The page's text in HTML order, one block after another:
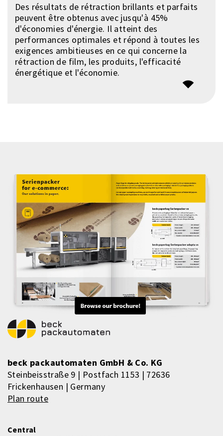
Des résultats de rétraction brillants et parfaits
peuvent être obtenus avec jusqu'à 45%
d'économies d'énergie. Il atteint des
performances optimales et répond à toutes les
exigences ambitieuses en ce qui concerne la
rétraction de film, les produits, l'efficacité
énergétique et l'économie.
beck packautomaten GmbH & Co. KG
Steinbeisstraße 9 | Postfach 1153 | 72636
Frickenhausen | Germany
Plan route
Central